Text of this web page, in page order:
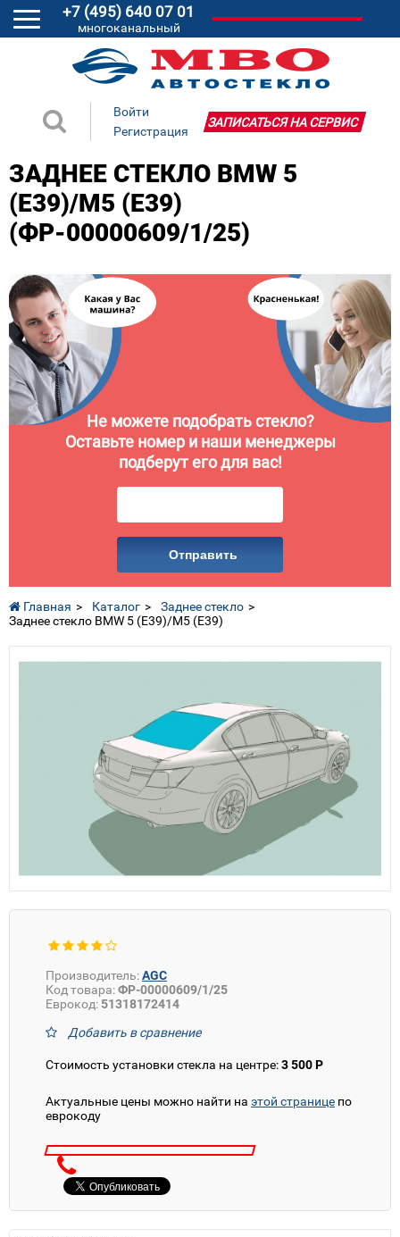
+7 (495) 640 07 01
многоканальный
Войти
Регистрация
ЗАПИСАТЬСЯ НА СЕРВИС
ЗАДНЕЕ СТЕКЛО BMW 5
(E39)/M5 (E39)
(ФР-00000609/1/25)
Не можете подобрать стекло?
Оставьте номер и наши менеджеры
подберут его для вас!
Отправить
Главная Каталог
Заднее стекло
Заднее стекло BMW 5 (E39)/M5 (E39)
Производитель:AGC
Код товара:ФР-00000609/1/25
Еврокод: 51318172414
Добавить в сравнение
Стоимость установки стекла на центре:3 500 Р
Актуальные цены можно найти на этой странице по
еврокоду